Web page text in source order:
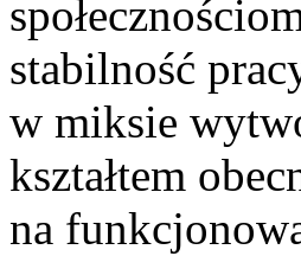
stabilność
w miksie
kształtem
na